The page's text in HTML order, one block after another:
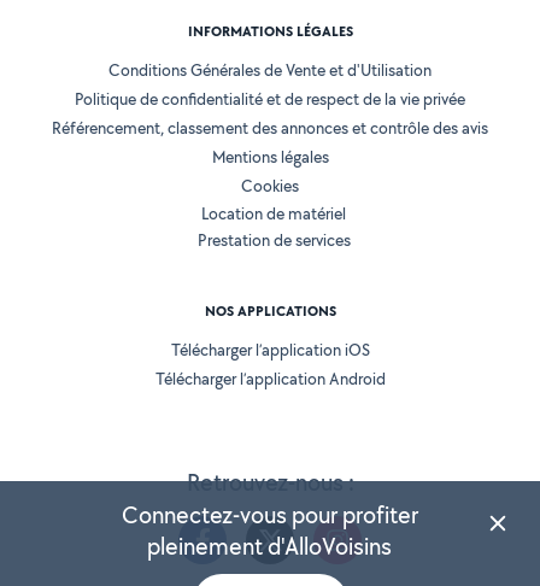
Retrouvez-nous :
INFORMATIONS LÉGALES
Conditions Générales de Vente et d'Utilisation
Politique de confidentialité et de respect de la vie privée
Référencement, classement des annonces et contrôle des avis
Mentions légales
Cookies
Location de matériel
Prestation de services
NOS APPLICATIONS
Télécharger l’application iOS
Télécharger l’application Android
Connectez-vous pour profiter
pleinement d'AlloVoisins